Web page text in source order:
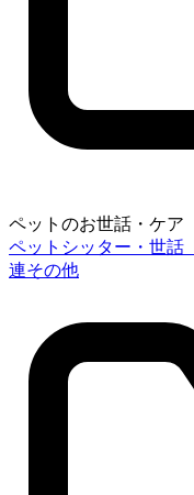
ペットのお世話・ケア
ペットシッター・世話
連その他